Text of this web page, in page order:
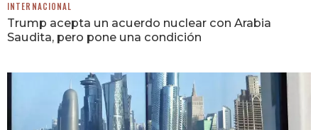
INTERNACIONAL
Trump acepta un acuerdo nuclear con Arabia
Saudita, pero pone una condición